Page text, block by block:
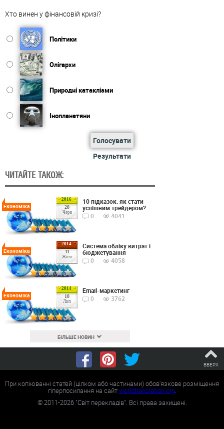
Хто винен у фінансовій кризі?
Політики
Олігархи
Природні катаклізми
Інопланетяни
Голосувати
Результати
ЧИТАЙТЕ ТАКОЖ:
2016
28
Черв
Економіка
10 підказок: як стати
успішним трейдером?
0
4041
2014
11
Жовт
Економіка
Cистема обліку витрат і
бюджетування
0
4058
2014
18
Лип
Економіка
Email-маркетинг
0
3762
БІЛЬШЕ НОВИН
ВВЕРХ
При копіюванні статей (цілком або частинами) обов'язкове розміщення
гіперпосилання на сайтworldtranslation.org.
©2011-2026"Світ перекладів". Всі права захищені.